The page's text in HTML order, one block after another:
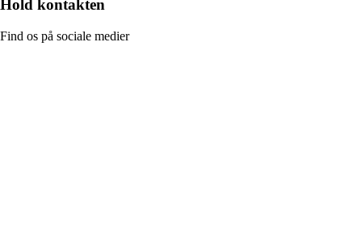
Hold kontakten
Find os på sociale medier